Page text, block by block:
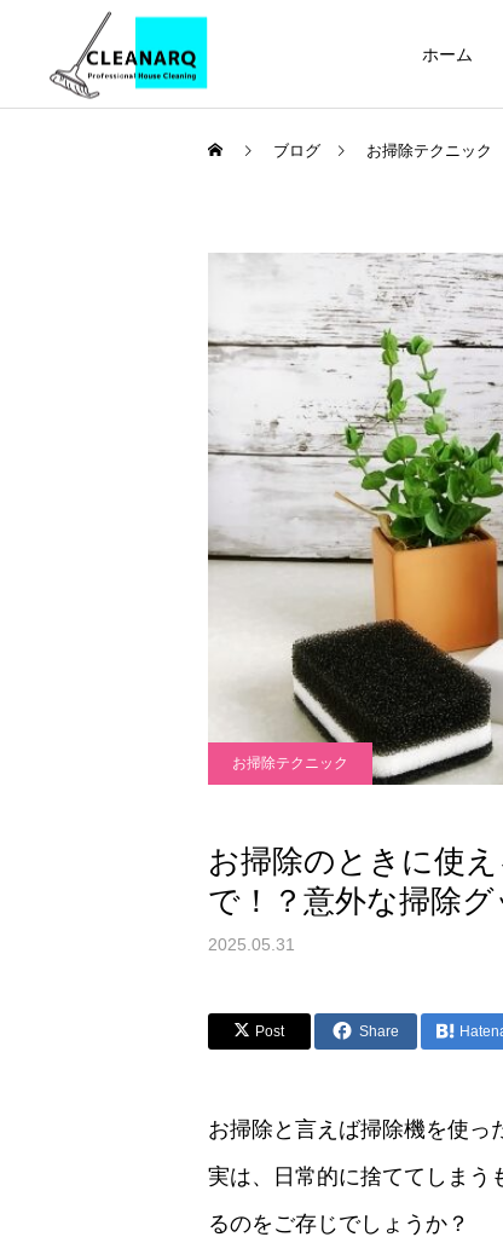
ホーム
引っ越し前後まるごと
セット
レンジフードクリーニ
ング
ハウスクリーニング
全般
年1回は必ず掃除したい場
所リスト10選｜放置すると
危険な家の汚れと家庭にあ
る道具でできる掃除方法
ブログ お掃除テクニック
お掃除テクニック
お掃除のときに使
で！？意外な掃除
2025.05.31
Post Share
お掃除と言えば掃除機を使っ
実は、日常的に捨ててしまう
るのをご存じでしょうか？